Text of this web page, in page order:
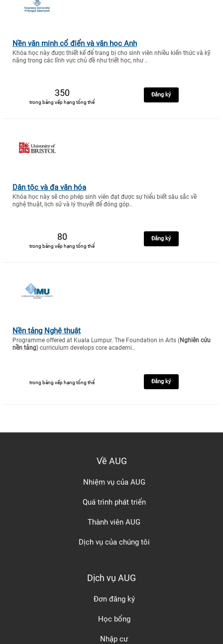
Nền văn minh cổ điển và văn học Anh
Khóa học này được thiết kế để trang bị cho sinh viên nhiều kiến thức và kỹ
năng trong các lĩnh vực chủ đề như triết học, như ..
350
trong bảng xếp hạng tổng thể
Đăng ký
Dân tộc và đa văn hóa
Khóa học này sẽ cho phép sinh viên đạt được sự hiểu biết sâu sắc về
nghệ thuật, lịch sử và lý thuyết để đóng góp..
80
trong bảng xếp hạng tổng thể
Đăng ký
Nền tảng Nghệ thuật
Programme offered at Kuala Lumpur. The Foundation in Arts (Nghiên cứu
nền tảng) curriculum develops core academi..
trong bảng xếp hạng tổng thể Đăng ký
Về AUG
Nhiệm vụ của AUG
Quá trình phát triển
Thành viên AUG
Dịch vụ của chúng tôi
Dịch vụ AUG
Đơn đăng ký
Học bổng
Nhập cư